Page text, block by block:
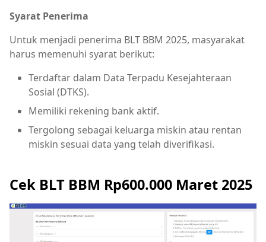
Syarat Penerima
Untuk menjadi penerima BLT BBM 2025, masyarakat
harus memenuhi syarat berikut:
Terdaftar dalam Data Terpadu Kesejahteraan
Sosial (DTKS).
Memiliki rekening bank aktif.
Tergolong sebagai keluarga miskin atau rentan
miskin sesuai data yang telah diverifikasi.
Cek BLT BBM Rp600.000 Maret 2025